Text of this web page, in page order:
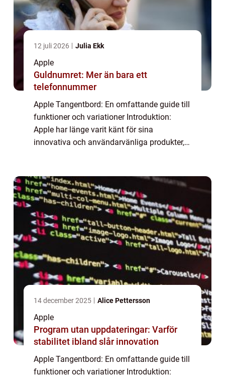
12 juli 2026 Julia Ekk
Apple
Guldnumret: Mer än bara ett
telefonnummer
Apple Tangentbord: En omfattande guide till
funktioner och variationer Introduktion:
Apple har länge varit känt för sina
innovativa och användarvänliga produkter,
ö...
14 december 2025 Alice Pettersson
Apple
Program utan uppdateringar: Varför
stabilitet ibland slår innovation
Apple Tangentbord: En omfattande guide till
funktioner och variationer Introduktion: